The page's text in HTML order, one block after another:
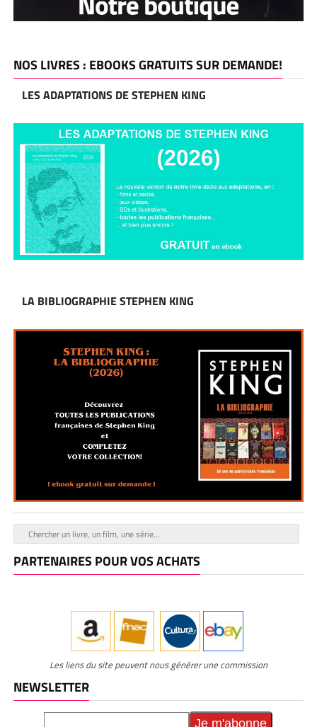
NOS LIVRES : EBOOKS GRATUITS SUR DEMANDE!
LES ADAPTATIONS DE STEPHEN KING
LA BIBLIOGRAPHIE STEPHEN KING
PARTENAIRES POUR VOS ACHATS
Les liens du site peuvent nous générer une commission
NEWSLETTER